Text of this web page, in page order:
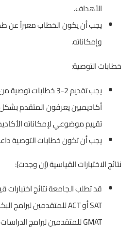
الأهداف.
يجب أن يكون الخطاب معبراً عن
وإمكاناته.
خطابات التوصية:
يجب تقديم 2-3 خطابات
أكاديميين يعرفون المتقدم
تقييم موضوعي لإمكاناته
يجب أن تكون خطابات التوصية
نتائج الاختبارات القياسية (إن وجدت):
قد تطلب الجامعة نتائج
GMAT للمتقدمين لبرامج الدراسات العليا.